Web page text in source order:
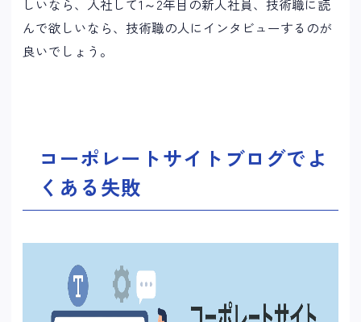
しいなら、入社して1～2年目の新人社員、技術職に読
んで欲しいなら、技術職の人にインタビューするのが
良いでしょう。
コーポレートサイトブログでよ
くある失敗